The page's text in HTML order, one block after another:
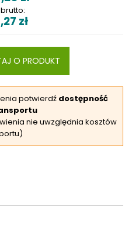
zł
O PRODUKT
potwierdź dostępność
nie uwzględnia kosztów